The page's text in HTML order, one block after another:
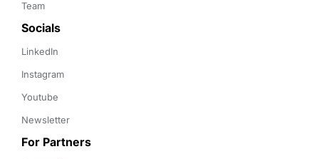
Team
Socials
LinkedIn
Instagram
Youtube
Newsletter
For Partners